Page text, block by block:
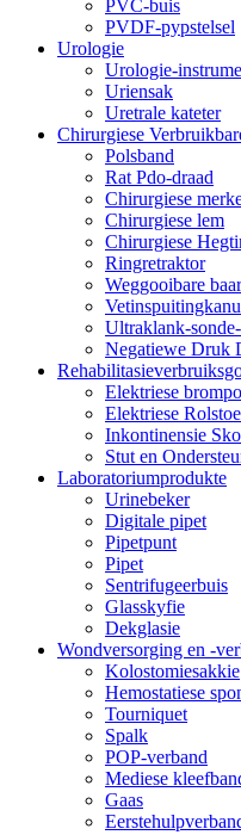
PVC-buis
PVDF-pypstelsel
Urologie
Urologie-
Uriensak
Uretrale kateter
Chirurgiese
Polsband
Rat Pdo-draad
Chirurgiese
Chirurgiese lem
Chirurgiese
Ringretraktor
Weggooibare
Ultraklank-
Negatiewe Druk
Elektriese
Elektriese
Inkontinensie
Stut en
Laboratoriumprodukte
Urinebeker
Digitale pipet
Pipetpunt
Pipet
Sentrifugeerbuis
Glasskyfie
Dekglasie
Wondversorging en -
Kolostomiesakkie
Hemostatiese
Tourniquet
Spalk
POP-verband
Mediese
Gaas